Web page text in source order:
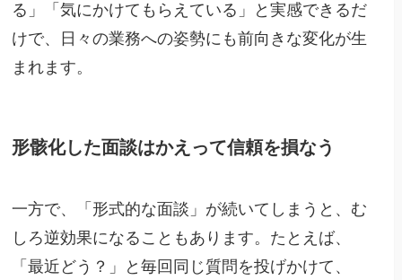
る」「気にかけてもらえている」と実感できるだ
けで、日々の業務への姿勢にも前向きな変化が生
まれます。
形骸化した面談はかえって信頼を損なう
一方で、「形式的な面談」が続いてしまうと、む
しろ逆効果になることもあります。たとえば、
「最近どう？」と毎回同じ質問を投げかけて、